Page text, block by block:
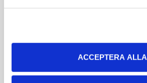
ACCEPTERA ALLA
Relaterade produkter